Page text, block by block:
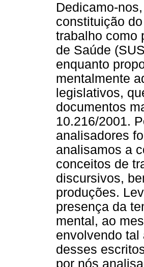
Dedicamo-
constituição
trabalho como
de Saúde
enquanto
mentalmente
legislativos,
documentos
10.216/2001.
analisadores
analisamos a
conceitos de
discursivos,
produções.
presença da
mental, ao
envolvendo tal
desses
por nós